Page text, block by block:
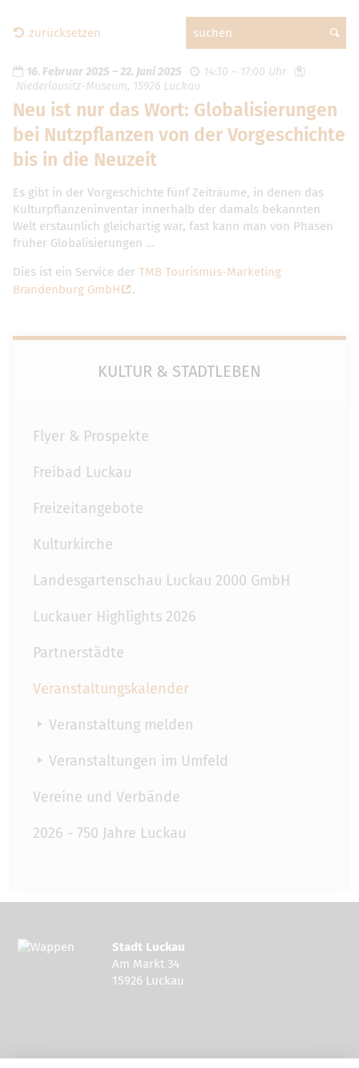
zurücksetzen suchen
16. Februar 2025 –22. Juni 2025
14:30 – 17:00 Uhr
Niederlausitz-Museum, 15926 Luckau
Neu ist nur das Wort: Globalisierungen
bei Nutzpflanzen von der Vorgeschichte
bis in die Neuzeit
Es gibt in der Vorgeschichte fünf Zeiträume, in denen das
Kulturpflanzeninventar innerhalb der damals bekannten
Welt erstaunlich gleichartig war, fast kann man von Phasen
früher Globalisierungen …
Dies ist ein Service der TMB Tourismus-Marketing
Brandenburg GmbH
.
KULTUR & STADTLEBEN
Flyer & Prospekte
Freibad Luckau
Freizeitangebote
Kulturkirche
Landesgartenschau Luckau 2000 GmbH
Luckauer Highlights 2026
Partnerstädte
Veranstaltungskalender
Veranstaltung melden
Veranstaltungen im Umfeld
Vereine und Verbände
2026 - 750 Jahre Luckau
Stadt Luckau
Am Markt 34
15926 Luckau